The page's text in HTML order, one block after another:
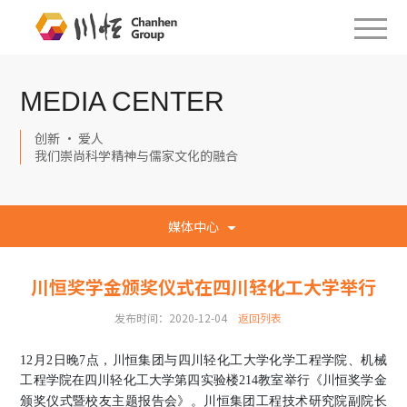
MEDIA CENTER
创新 · 爱人
我们崇尚科学精神与儒家文化的融合
媒体中心
川恒奖学金颁奖仪式在四川轻化工大学举行
发布时间：2020-12-04 返回列表
12月2日晚7点，川恒集团与四川轻化工大学化学工程学院、机械
工程学院在四川轻化工大学第四实验楼214教室举行《川恒奖学金
颁奖仪式暨校友主题报告会》 。 川恒集团工程技术研究院副院长